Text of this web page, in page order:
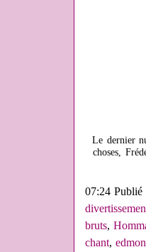
Le dernier
choses,
07:24
bruts,
chant,